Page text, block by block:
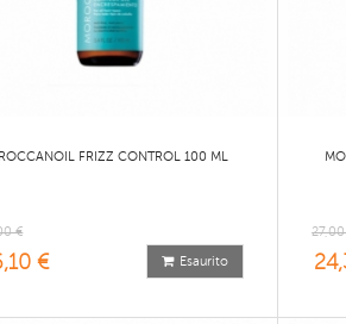
FRIZZ CONTROL 100 ML
€
€ Esaurito